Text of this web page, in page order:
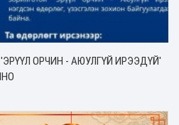
ОРЧИН - АЮУЛГҮЙ ИРЭЭДҮЙ'